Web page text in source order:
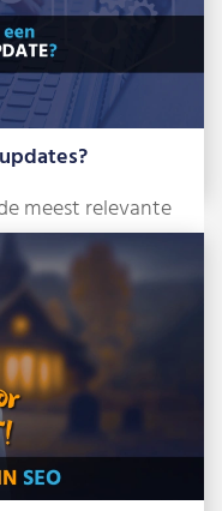
meest relevante
tonen. Om dat te
Lees meer »